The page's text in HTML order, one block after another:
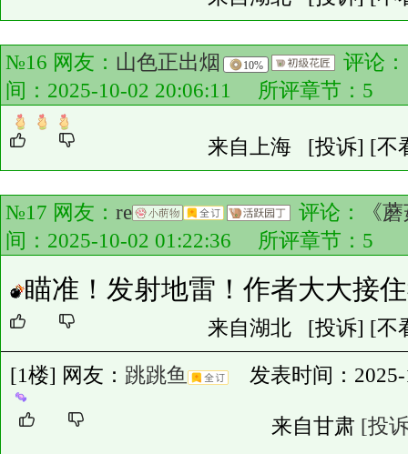
№16 网友： 山色正出烟 10% 评论：
间：2025-10-02 20:06:11 所评章节： 5
来自上海 [投诉] [不
№17 网友： re 评论：
《
间：2025-10-02 01:22:36 所评章节： 5
瞄准！发射地雷！作者大大接
来自湖北 [投诉] [不
[1楼] 网友： 跳跳鱼 发表时间：2025-
来自甘肃 [投